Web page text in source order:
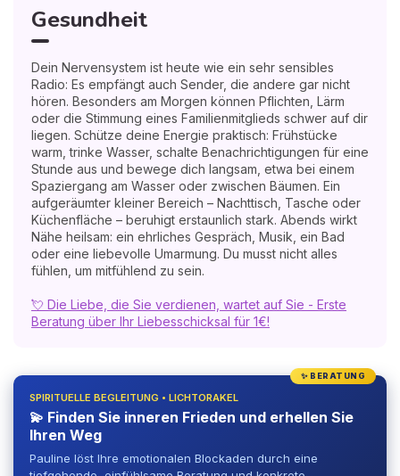
Gesundheit
Dein Nervensystem ist heute wie ein sehr sensibles
Radio: Es empfängt auch Sender, die andere gar nicht
hören. Besonders am Morgen können Pflichten, Lärm
oder die Stimmung eines Familienmitglieds schwer auf dir
liegen. Schütze deine Energie praktisch: Frühstücke
warm, trinke Wasser, schalte Benachrichtigungen für eine
Stunde aus und bewege dich langsam, etwa bei einem
Spaziergang am Wasser oder zwischen Bäumen. Ein
aufgeräumter kleiner Bereich – Nachttisch, Tasche oder
Küchenfläche – beruhigt erstaunlich stark. Abends wirkt
Nähe heilsam: ein ehrliches Gespräch, Musik, ein Bad
oder eine liebevolle Umarmung. Du musst nicht alles
fühlen, um mitfühlend zu sein.
💘 Die Liebe, die Sie verdienen, wartet auf Sie - Erste
Beratung über Ihr Liebesschicksal für 1€!
✨ BERATUNG
SPIRITUELLE BEGLEITUNG • LICHTORAKEL
💫 Finden Sie inneren Frieden und erhellen Sie
Ihren Weg
Pauline löst Ihre emotionalen Blockaden durch eine